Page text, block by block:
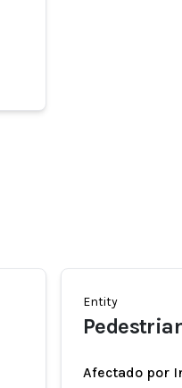
Entity
Afectado por